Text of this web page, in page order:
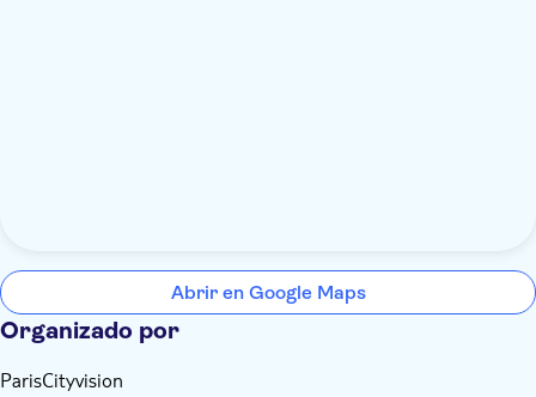
Abrir en Google Maps
Organizado por
ParisCityvision